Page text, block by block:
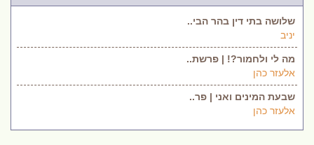
שלושה בתי דין בהר הבי..
יניב
מה לי ולחמור?! | פרשת..
אלעזר כהן
שבעת המינים ואני | פר..
אלעזר כהן